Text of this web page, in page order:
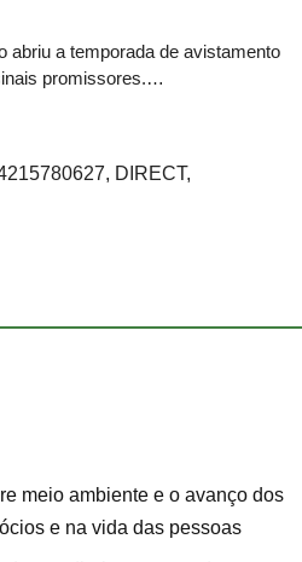
abriu a temporada de avistamento
promissores.…
DIRECT,
meio ambiente e o avanço dos
e na vida das pessoas